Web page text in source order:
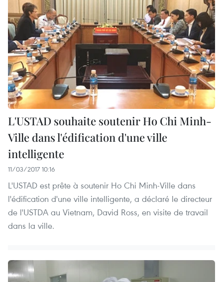
L'USTAD souhaite soutenir Ho Chi Minh-
Ville dans l'édification d'une ville
intelligente
11/03/2017 10:16
L'USTAD est prête à soutenir Ho Chi Minh-Ville dans
l'édification d'une ville intelligente, a déclaré le directeur
de l'USTDA au Vietnam, David Ross, en visite de travail
dans la ville.